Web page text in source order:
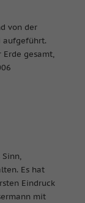
von der
aufgeführt.
gesamt,
Es hat
Eindruck
mit